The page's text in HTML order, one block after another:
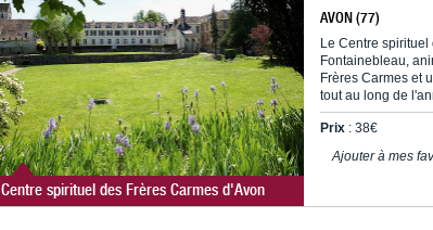
Centre spirituel des Frères Carmes d'Avon
AVON (77)
Le Centre
Fontainebleau,
Frères Carmes et
tout au long de
Prix: 38€
Ajouter à mes